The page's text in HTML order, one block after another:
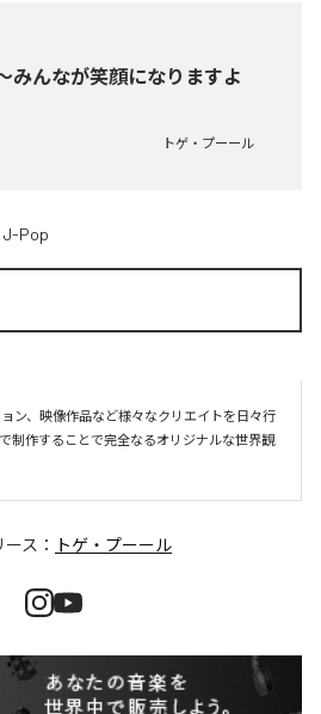
みんなが笑顔になりますよ
トゲ・プーール
J-Pop
ン、映像作品など様々なクリエイトを日々行
制作することで完全なるオリジナルな世界観
ス： トゲ・プーール